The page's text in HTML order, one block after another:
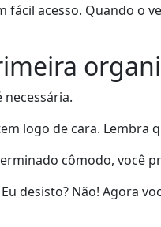
acesso. Quando
logo de cara.
cômodo, você
desisto? Não!